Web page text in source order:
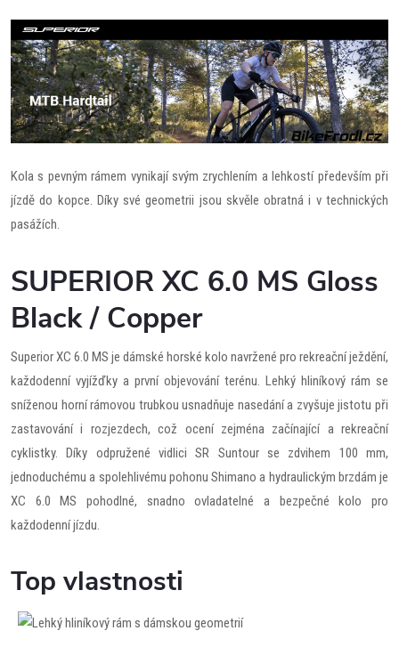
Kola s pevným rámem vynikají svým zrychlením a lehkostí především při
jízdě do kopce. Díky své geometrii jsou skvěle obratná i v technických
pasážích.
SUPERIOR XC 6.0 MS Gloss
Black / Copper
Superior XC 6.0 MS je dámské horské kolo navržené pro rekreační ježdění,
každodenní vyjížďky a první objevování terénu. Lehký hliníkový rám se
sníženou horní rámovou trubkou usnadňuje nasedání a zvyšuje jistotu při
zastavování i rozjezdech, což ocení zejména začínající a rekreační
cyklistky. Díky odpružené vidlici SR Suntour se zdvihem 100 mm,
jednoduchému a spolehlivému pohonu Shimano a hydraulickým brzdám je
XC 6.0 MS pohodlné, snadno ovladatelné a bezpečné kolo pro
každodenní jízdu.
Top vlastnosti